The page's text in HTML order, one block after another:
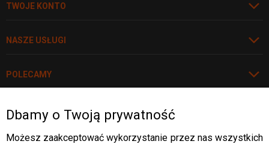
TWOJE KONTO
NASZE USŁUGI
POLECAMY
WARTO WIEDZIEĆ
Rozwiń
Dbamy o Twoją prywatność
Możesz zaakceptować wykorzystanie przez nas wszystkich